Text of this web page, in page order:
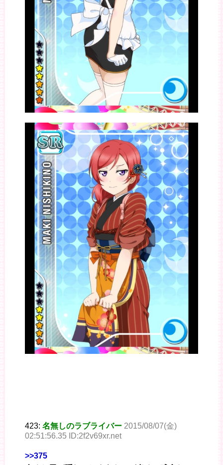
423: 名無しのラブライバー 2015/08/07(金)
02:51:56.35 ID:2f2v69xr.net
>>375